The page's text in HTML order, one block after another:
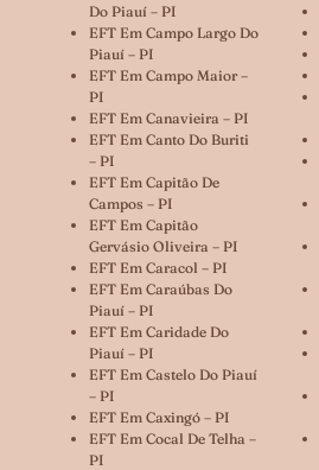
Do Piauí – PI
EFT Em Campo Largo Do
Piauí – PI
EFT Em Campo Maior –
PI
EFT Em Canavieira – PI
EFT Em Canto Do Buriti
– PI
EFT Em Capitão De
Campos – PI
EFT Em Capitão
Gervásio Oliveira – PI
EFT Em Caracol – PI
EFT Em Caraúbas Do
Piauí – PI
EFT Em Caridade Do
Piauí – PI
EFT Em Castelo Do Piauí
– PI
EFT Em Caxingó – PI
EFT Em Cocal De Telha –
PI